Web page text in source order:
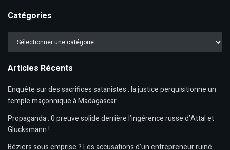
Catégories
Catégories
Articles Récents
Enquête sur des sacrifices satanistes : la justice perquisitionne un
temple maçonnique à Madagascar
Propaganda : 0 preuve solide derrière l’ingérence russe d’Attal et
Glucksmann !
Béziers sous emprise ? Les accusations d’un entrepreneur ruiné